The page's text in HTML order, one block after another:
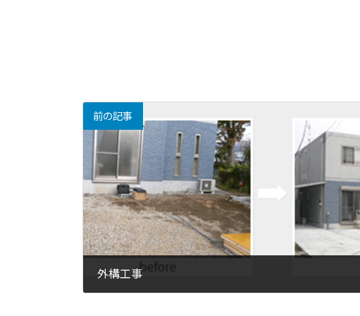
前の記事
外構工事